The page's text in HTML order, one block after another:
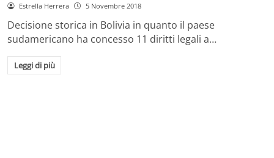
Estrella Herrera 5 Novembre 2018
Decisione storica in Bolivia in quanto il paese
sudamericano ha concesso 11 diritti legali a…
Leggi di più